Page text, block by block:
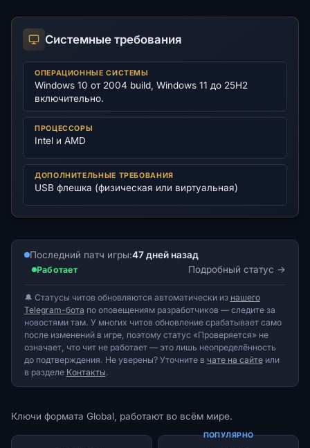
Системные требования
ОПЕРАЦИОННЫЕ СИСТЕМЫ
Windows 10 от 2004 build, Windows 11 до 25H2
включительно.
ПРОЦЕССОРЫ
Intel и AMD
ДОПОЛНИТЕЛЬНЫЕ ТРЕБОВАНИЯ
USB флешка (физическая или виртуальная)
Последний патч игры:47 дней назад
Работает Подробный статус
🔔 Статусы читов обновляются автоматически из нашего
Telegram-бота по оповещениям разработчиков — следите за
новостями там. У многих читов обновление срабатывает само
после изменений в игре, поэтому статус «Проверяется» не
означает, что чит не работает — это лишь неопределённость
до подтверждения. Не уверены? Уточните в чате на сайтеили
в разделе Контакты.
Ключи формата Global, работают во всём мире.
ПОПУЛЯРНО